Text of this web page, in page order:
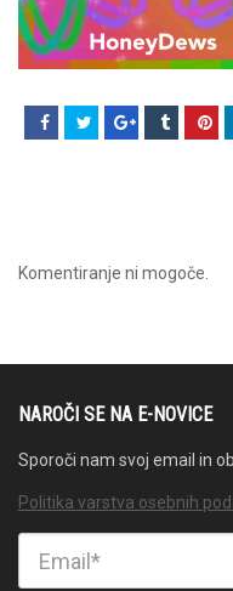
Komentiranje ni mogoče.
NAROČI SE NA E-NOVICE
Sporoči nam svoj email in
Politika varstva osebnih